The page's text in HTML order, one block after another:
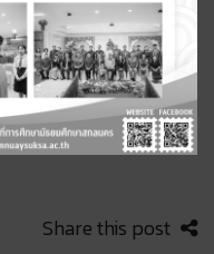
Share this post